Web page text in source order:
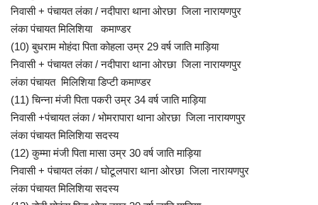
निवासी + पंचायत लंका / नदीपारा थाना ओरछा जिला नारायणपुर
लंका पंचायत मिलिशिया कमाण्डर
(10) बुधराम मोहंदा पिता कोहला उम्र 29 वर्ष जाति माड़िया
निवासी + पंचायत लंका / नदीपारा थाना ओरछा जिला नारायणपुर
लंका पंचायत मिलिशिया डिप्टी कमाण्डर
(11) चिन्ना मंजी पिता पकरी उम्र 34 वर्ष जाति माड़िया
निवासी +पंचायत लंका / भोमरापारा थाना ओरछा जिला नारायणपुर
लंका पंचायत मिलिशिया सदस्य
(12) कुम्मा मंजी पिता मासा उम्र 30 वर्ष जाति माड़िया
निवासी + पंचायत लंका / घोटूलपारा थाना ओरछा जिला नारायणपुर
लंका पंचायत मिलिशिया सदस्य